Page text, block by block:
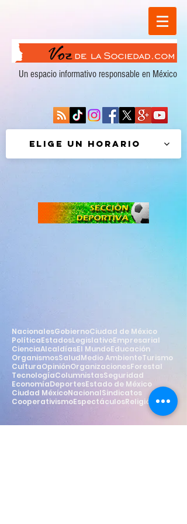
Un espacio informativo responsable en México
Elige un horario
NacionalesGobiernoCiudad de México
PolíticaEstadosLegislativoEmpresarial
CienciaAlcaldíasEl MundoEducación
OrganismosSaludMedio AmbienteTurismo
CulturaOpiniónOrganizacionesForestal
TecnologíaColumnistasSeguridad
EconomíaDeportesEstado de México
Ciudad MéxicoNacionalSindicatos
CooperativismoEspectáculosReligión Estilo